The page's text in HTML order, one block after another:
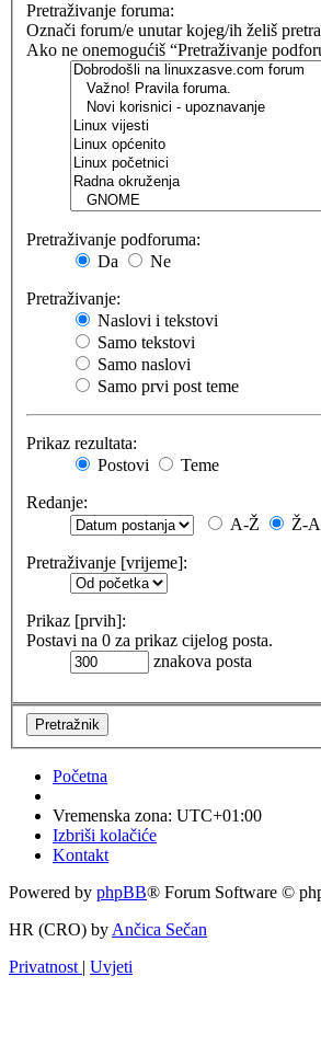
Pretraživanje foruma:
Označi forum/e unutar kojeg/ih želiš
Ako ne onemogućiš “Pretraživanje
Pretraživanje podforuma:
Da
Ne
Pretraživanje:
Naslovi i tekstovi
Samo tekstovi
Samo naslovi
Samo prvi post teme
Prikaz rezultata:
Postovi
Teme
Redanje:
A-Ž
Ž-A
Pretraživanje [vrijeme]:
Prikaz [prvih]:
Postavi na 0 za prikaz cijelog posta.
znakova posta
Početna
Vremenska zona: UTC+01:00
Izbriši kolačiće
Kontakt
Powered by phpBB® Forum Software ©
HR (CRO) by Ančica Sečan
Privatnost | Uvjeti